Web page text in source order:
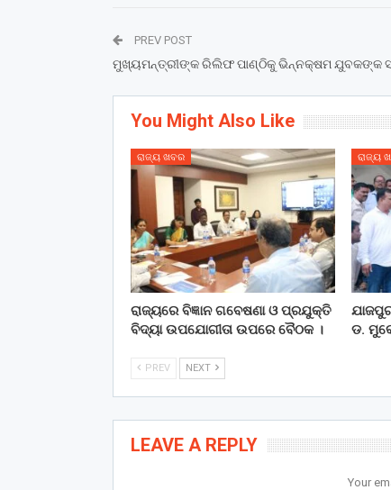
PREV POST
ମୁଖ୍ୟମନ୍ତ୍ରୀଙ୍କ ରିଲିଫ ପାଣ୍ଠିକୁ ଭିନ୍ନକ୍ଷମ ଯୁବକଙ୍କ
You Might Also Like
ରାଜ୍ୟ ଖବର
ରାଜ୍ୟରେ ବିଜ୍ଞାନ ଗବେଷଣା ଓ ପ୍ରଯୁକ୍ତି
ବିଦ୍ୟା ଉପଯୋଗୀତା ଉପରେ ବୈଠକ ।
ରାଜ୍ୟ
ଡ.
PREV NEXT
LEAVE A REPLY
Your